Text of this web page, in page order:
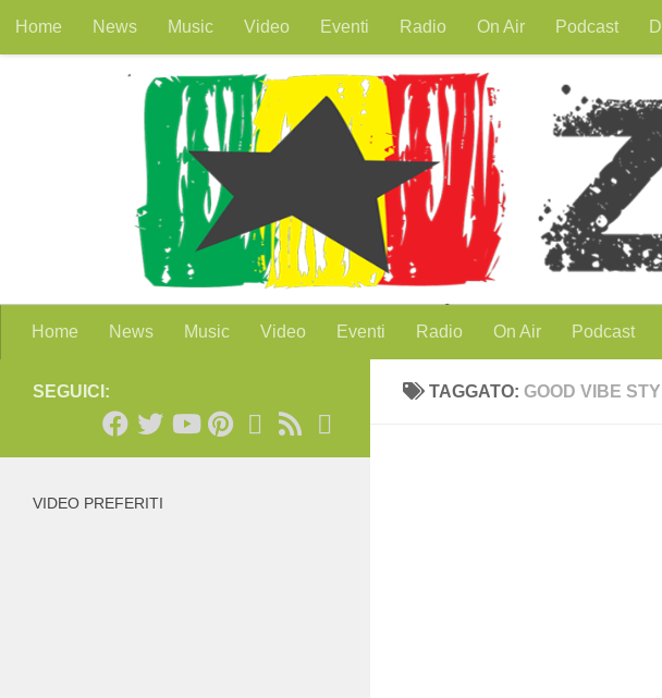
Salta al contenuto
Home News Music Video Eventi Radio On Air Podcast
Home News Music Video Eventi Radio On Air Podcast
TAGGATO: GOOD VIBE
SEGUICI:
VIDEO PREFERITI